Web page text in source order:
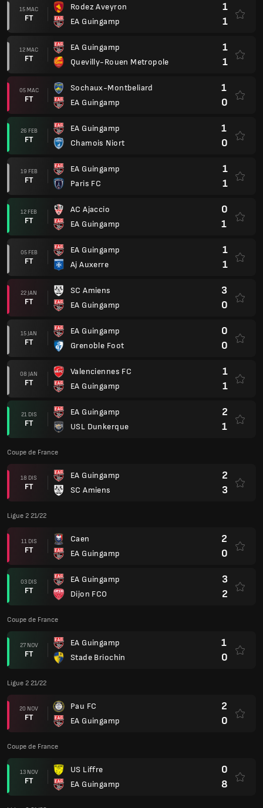
15 MAC
FT
Rodez Aveyron
EA Guingamp
1
1
12 MAC
FT
EA Guingamp
Quevilly-Rouen Metropole
1
1
05 MAC
FT
Sochaux-Montbeliard
EA Guingamp
1
0
26 FEB
FT
EA Guingamp
Chamois Niort
1
0
19 FEB
FT
EA Guingamp
Paris FC
1
1
12 FEB
FT
AC Ajaccio
EA Guingamp
0
1
05 FEB
FT
EA Guingamp
Aj Auxerre
1
1
22 JAN
FT
SC Amiens
EA Guingamp
3
0
15 JAN
FT
EA Guingamp
Grenoble Foot
0
0
08 JAN
FT
Valenciennes FC
EA Guingamp
1
1
21 DIS
FT
EA Guingamp
USL Dunkerque
2
1
Coupe de France
18 DIS
FT
EA Guingamp
SC Amiens
2
3
Ligue 2 21/22
11 DIS
FT
Caen
EA Guingamp
2
0
03 DIS
FT
EA Guingamp
Dijon FCO
3
2
Coupe de France
27 NOV
FT
EA Guingamp
Stade Briochin
1
0
Ligue 2 21/22
20 NOV
FT
Pau FC
EA Guingamp
2
0
Coupe de France
13 NOV
FT
US Liffre
EA Guingamp
0
8